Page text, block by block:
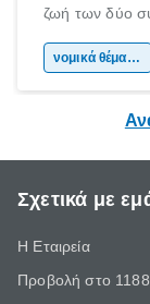
ζωή των δύο
Όταν οι
νομικά θέματα & συμβουλές
Σχετικά με
Η Εταιρεία
Προβολή στο